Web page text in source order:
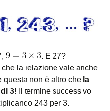
. E 27?
che la relazione vale anche
questa non è altro che la
3! Il termine successivo
243 per 3.